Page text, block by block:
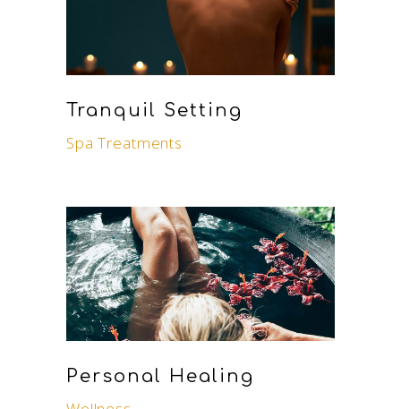
Tranquil Setting
Spa Treatments
Personal Healing